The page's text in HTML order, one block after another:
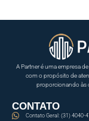
A Partner é uma empresa
com o propósito de
proporcionando às
CONTATO
Contato Geral: (31) 4040-